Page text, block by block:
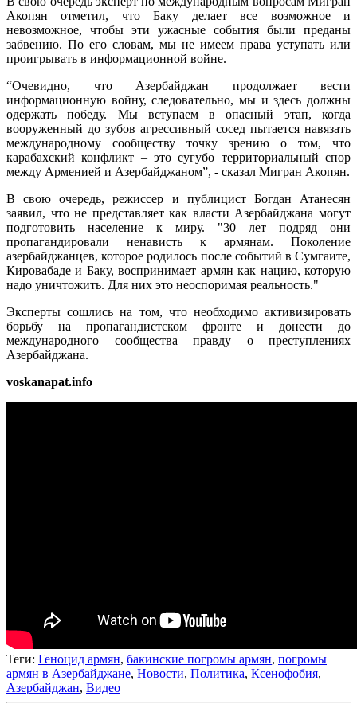
Акопян отметил, что Баку делает все возможное и
невозможное, чтобы эти ужасные события были преданы
забвению. По его словам, мы не имеем права уступать или
проигрывать в информационной войне.
“Очевидно, что Азербайджан продолжает вести
информационную войну, следовательно, мы и здесь должны
одержать победу. Мы вступаем в опасный этап, когда
вооруженный до зубов агрессивный сосед пытается навязать
международному сообществу точку зрению о том, что
карабахский конфликт – это сугубо территориальный спор
между Арменией и Азербайджаном”, - сказал Мигран Акопян.
В свою очередь, режиссер и публицист Богдан Атанесян
заявил, что не представляет как власти Азербайджана могут
подготовить население к миру. "30 лет подряд они
пропагандировали ненависть к армянам. Поколение
азербайджанцев, которое родилось после событий в Сумгаите,
Кировабаде и Баку, воспринимает армян как нацию, которую
надо уничтожить. Для них это неоспоримая реальность."
Эксперты сошлись на том, что необходимо активизировать
борьбу на пропагандистском фронте и донести до
международного сообщества правду о преступлениях
Азербайджана.
voskanapat.info
Теги: Геноцид армян, бакинские погромы армян, погромы
армян в Азербайджане, Новости, Политика, Ксенофобия,
Азербайджан, Видео